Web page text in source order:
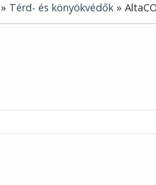
» Térd- és könyökvédők »